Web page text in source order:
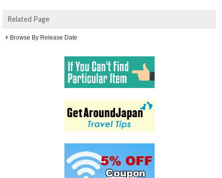
Related Page
Browse By Release Date